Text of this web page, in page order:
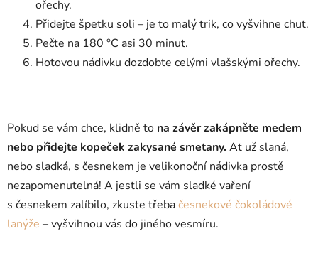
ořechy.
Přidejte špetku soli – je to malý trik, co vyšvihne chuť.
Pečte na 180 °C asi 30 minut.
Hotovou nádivku dozdobte celými vlašskými ořechy.
Pokud se vám chce, klidně to na závěr zakápněte medem
nebo přidejte kopeček zakysané smetany. Ať už slaná,
nebo sladká, s česnekem je velikonoční nádivka prostě
nezapomenutelná! A jestli se vám sladké vaření
s česnekem zalíbilo, zkuste třebačesnekové čokoládové
lanýže – vyšvihnou vás do jiného vesmíru.